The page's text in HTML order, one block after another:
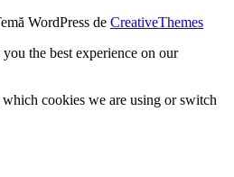
WordPress de CreativeThemes
the best experience on our
cookies we are using or switch